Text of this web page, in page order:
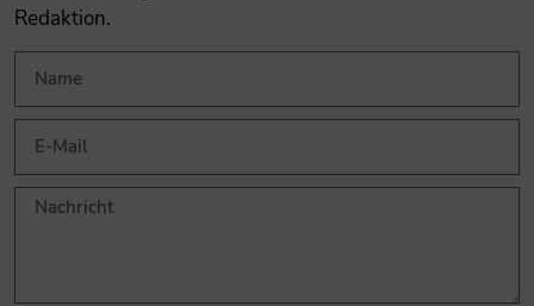
Redaktion.